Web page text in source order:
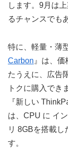
します。9月は
るチャンスでも
特に、軽量・薄
Carbon 』は、
たうえに、広告
トクに購入でき
『新しい
は、CPU に イ
リ 8GBを搭載
す。